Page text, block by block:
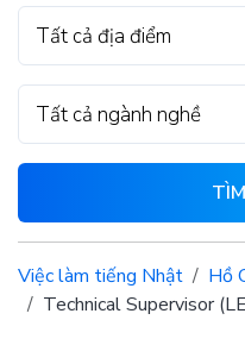
Tất cả địa điểm
Tất cả ngành nghề
Việc làm tiếng Nhật
Hồ
Technical Supervisor